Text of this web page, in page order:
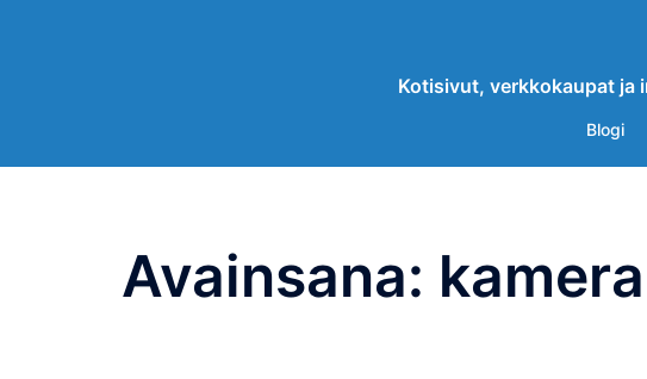
Kotisivut, verkkokaupat ja
Blogi
Avainsana: kamera